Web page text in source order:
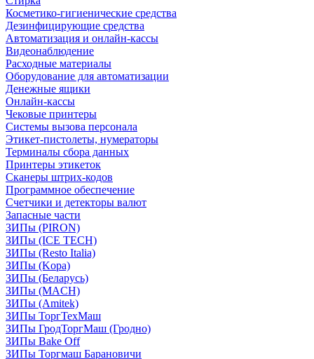
Косметико-гигиенические средства
Дезинфицирующие средства
Автоматизация и онлайн-кассы
Видеонаблюдение
Расходные материалы
Оборудование для автоматизации
Денежные ящики
Онлайн-кассы
Чековые принтеры
Системы вызова персонала
Этикет-пистолеты, нумераторы
Терминалы сбора данных
Принтеры этикеток
Сканеры штрих-кодов
Программное обеспечение
Счетчики и детекторы валют
Запасные части
ЗИПы (PIRON)
ЗИПы (ICE TECH)
ЗИПы (Resto Italia)
ЗИПы (Kopa)
ЗИПы (Беларусь)
ЗИПы (MACH)
ЗИПы (Amitek)
ЗИПы ТоргТехМаш
ЗИПы ГродТоргМаш (Гродно)
ЗИПы Bake Off
ЗИПы Торгмаш Барановичи